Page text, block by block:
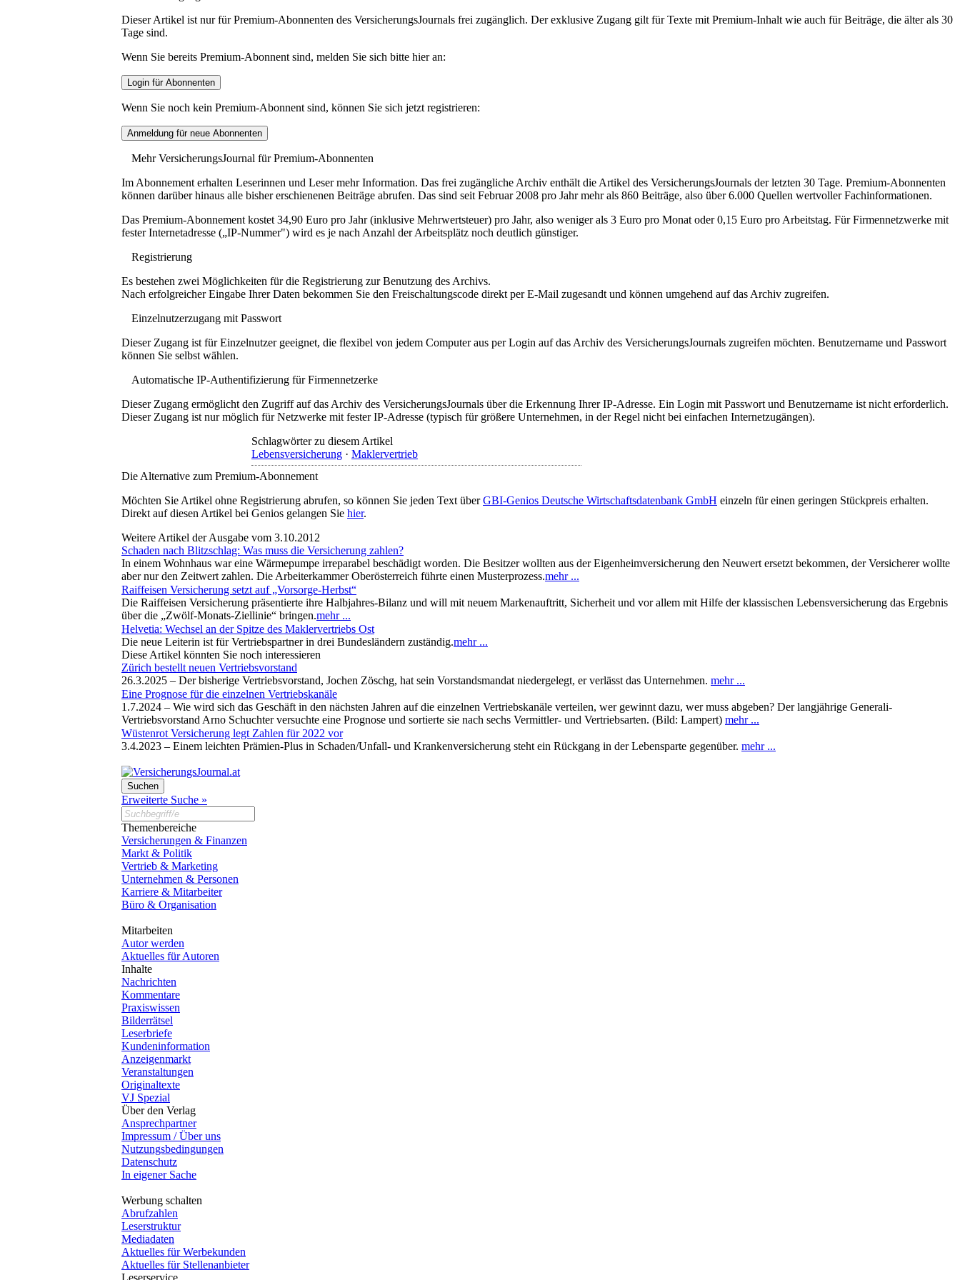
Dieser Artikel ist nur für Premium-Abonnenten des VersicherungsJournals frei zugänglich. Der exklusive Zugang gilt für Texte mit Premium-Inhalt wie auch für Beiträge, die älter als 30
Tage sind.
Wenn Sie bereits Premium-Abonnent sind, melden Sie sich bitte hier an:
Wenn Sie noch kein Premium-Abonnent sind, können Sie sich jetzt registrieren:
Mehr VersicherungsJournal für Premium-Abonnenten
Im Abonnement erhalten Leserinnen und Leser mehr Information. Das frei zugängliche Archiv enthält die Artikel des VersicherungsJournals der letzten 30 Tage. Premium-Abonnenten
können darüber hinaus alle bisher erschienenen Beiträge abrufen. Das sind seit Februar 2008 pro Jahr mehr als 860 Beiträge, also über 6.000 Quellen wertvoller Fachinformationen.
Das Premium-Abonnement kostet 34,90 Euro pro Jahr (inklusive Mehrwertsteuer) pro Jahr, also weniger als 3 Euro pro Monat oder 0,15 Euro pro Arbeitstag. Für Firmennetzwerke mit
fester Internetadresse („IP-Nummer") wird es je nach Anzahl der Arbeitsplätz noch deutlich günstiger.
Registrierung
Es bestehen zwei Möglichkeiten für die Registrierung zur Benutzung des Archivs.
Nach erfolgreicher Eingabe Ihrer Daten bekommen Sie den Freischaltungscode direkt per E-Mail zugesandt und können umgehend auf das Archiv zugreifen.
Einzelnutzerzugang mit Passwort
Dieser Zugang ist für Einzelnutzer geeignet, die flexibel von jedem Computer aus per Login auf das Archiv des VersicherungsJournals zugreifen möchten. Benutzername und Passwort
können Sie selbst wählen.
Automatische IP-Authentifizierung für Firmennetzerke
Dieser Zugang ermöglicht den Zugriff auf das Archiv des VersicherungsJournals über die Erkennung Ihrer IP-Adresse. Ein Login mit Passwort und Benutzername ist nicht erforderlich.
Dieser Zugang ist nur möglich für Netzwerke mit fester IP-Adresse (typisch für größere Unternehmen, in der Regel nicht bei einfachen Internetzugängen).
Schlagwörter zu diesem Artikel
Lebensversicherung · Maklervertrieb
Die Alternative zum Premium-Abonnement
Möchten Sie Artikel ohne Registrierung abrufen, so können Sie jeden Text überGBI-Genios Deutsche Wirtschaftsdatenbank GmbH einzeln für einen geringen Stückpreis erhalten.
Direkt auf diesen Artikel bei Genios gelangen Sie hier.
Weitere Artikel der Ausgabe vom 3.10.2012
Schaden nach Blitzschlag: Was muss die Versicherung zahlen?
In einem Wohnhaus war eine Wärmepumpe irreparabel beschädigt worden. Die Besitzer wollten aus der Eigenheimversicherung den Neuwert ersetzt bekommen, der Versicherer wollte
aber nur den Zeitwert zahlen. Die Arbeiterkammer Oberösterreich führte einen Musterprozess.mehr ...
Raiffeisen Versicherung setzt auf „Vorsorge-Herbst“
Die Raiffeisen Versicherung präsentierte ihre Halbjahres-Bilanz und will mit neuem Markenauftritt, Sicherheit und vor allem mit Hilfe der klassischen Lebensversicherung das Ergebnis
über die „Zwölf-Monats-Ziellinie“ bringen.mehr ...
Helvetia: Wechsel an der Spitze des Maklervertriebs Ost
Die neue Leiterin ist für Vertriebspartner in drei Bundesländern zuständig.mehr ...
Diese Artikel könnten Sie noch interessieren
Zürich bestellt neuen Vertriebsvorstand
26.3.2025 – Der bisherige Vertriebsvorstand, Jochen Zöschg, hat sein Vorstandsmandat niedergelegt, er verlässt das Unternehmen. mehr ...
Eine Prognose für die einzelnen Vertriebskanäle
1.7.2024 – Wie wird sich das Geschäft in den nächsten Jahren auf die einzelnen Vertriebskanäle verteilen, wer gewinnt dazu, wer muss abgeben? Der langjährige Generali-
Vertriebsvorstand Arno Schuchter versuchte eine Prognose und sortierte sie nach sechs Vermittler- und Vertriebsarten. (Bild: Lampert) mehr ...
Wüstenrot Versicherung legt Zahlen für 2022 vor
3.4.2023 – Einem leichten Prämien-Plus in Schaden/Unfall- und Krankenversicherung steht ein Rückgang in der Lebensparte gegenüber. mehr ...
Erweiterte Suche »
Themenbereiche
Versicherungen & Finanzen
Markt & Politik
Vertrieb & Marketing
Unternehmen & Personen
Karriere & Mitarbeiter
Büro & Organisation
Mitarbeiten
Autor werden
Aktuelles für Autoren
Inhalte
Nachrichten
Kommentare
Praxiswissen
Bilderrätsel
Leserbriefe
Kundeninformation
Anzeigenmarkt
Veranstaltungen
Originaltexte
VJ Spezial
Über den Verlag
Ansprechpartner
Impressum / Über uns
Nutzungsbedingungen
Datenschutz
In eigener Sache
Werbung schalten
Abrufzahlen
Leserstruktur
Mediadaten
Aktuelles für Werbekunden
Aktuelles für Stellenanbieter
Leserservice